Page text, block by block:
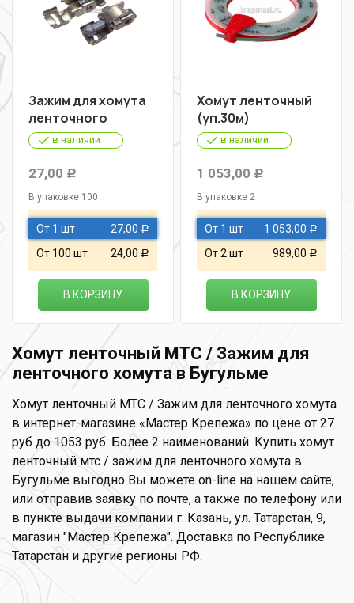
Зажим для хомута
ленточного
в наличии
27,00 Р
В упаковке 100
От 1 шт 27,00 Р
От 100 шт 24,00 Р
В КОРЗИНУ
Хомут ленточный
(уп.30м)
в наличии
1 053,00 Р
В упаковке 2
От 1 шт 1 053,00 Р
От 2 шт 989,00 Р
В КОРЗИНУ
Хомут ленточный МТС / Зажим для
ленточного хомута в Бугульме
Хомут ленточный МТС / Зажим для ленточного хомута
в интернет-магазине «Мастер Крепежа» по цене от 27
руб до 1053 руб. Более 2 наименований. Купить хомут
ленточный мтс / зажим для ленточного хомута в
Бугульме выгодно Вы можете on-line на нашем сайте,
или отправив заявку по почте, а также по телефону или
в пункте выдачи компании г. Казань, ул. Татарстан, 9,
магазин "Мастер Крепежа". Доставка по Республике
Татарстан и другие регионы РФ.